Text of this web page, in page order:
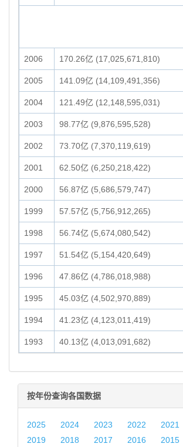
2006 170.26亿 (17,025,671,810)
2005 141.09亿 (14,109,491,356)
2004 121.49亿 (12,148,595,031)
2003 98.77亿 (9,876,595,528)
2002 73.70亿 (7,370,119,619)
2001 62.50亿 (6,250,218,422)
2000 56.87亿 (5,686,579,747)
1999 57.57亿 (5,756,912,265)
1998 56.74亿 (5,674,080,542)
1997 51.54亿 (5,154,420,649)
1996 47.86亿 (4,786,018,988)
1995 45.03亿 (4,502,970,889)
1994 41.23亿 (4,123,011,419)
1993 40.13亿 (4,013,091,682)
按年份查询各国数据
2025 2024 2023 2022 2021
2019
2018 2017 2016 2015